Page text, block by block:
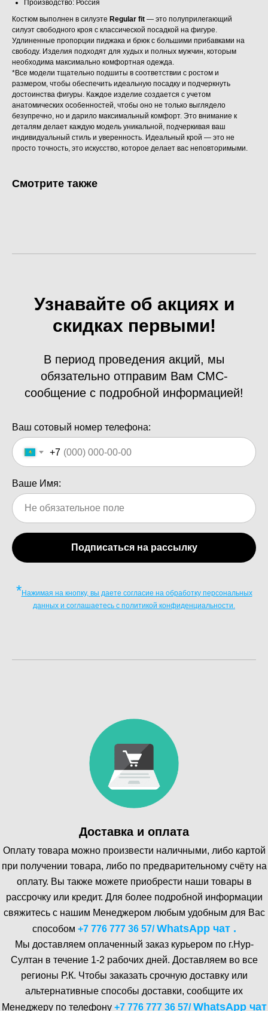
Производство: Россия
Костюм выполнен в силуэте Regular fit — это полуприлегающий
силуэт свободного кроя с классической посадкой на фигуре.
Удлиненные пропорции пиджака и брюк с большими прибавками на
свободу. Изделия подходят для худых и полных мужчин, которым
необходима максимально комфортная одежда.
*Все модели тщательно подшиты в соответствии с ростом и
размером, чтобы обеспечить идеальную посадку и подчеркнуть
достоинства фигуры. Каждое изделие создается с учетом
анатомических особенностей, чтобы оно не только выглядело
безупречно, но и дарило максимальный комфорт. Это внимание к
деталям делает каждую модель уникальной, подчеркивая ваш
индивидуальный стиль и уверенность. Идеальный крой — это не
просто точность, это искусство, которое делает вас неповторимыми.
Смотрите также
Узнавайте об акциях и
скидках первыми!
В период проведения акций, мы
обязательно отправим Вам СМС-
сообщение с подробной информацией!
Ваш сотовый номер телефона:
+7
Ваше Имя:
Подписаться на рассылку
*Нажимая на кнопку, вы даете согласие на обработку персональных
данных и соглашаетесь c политикой конфиденциальности.
Доставка и оплата
Оплату товара можно произвести наличными, либо картой
при получении товара, либо по предварительному счёту на
оплату. Вы также можете приобрести наши товары в
рассрочку или кредит. Для более подробной информации
свяжитесь с нашим Менеджером любым удобным для Вас
способом +7 776 777 36 57/WhatsA pp чат .
Мы доставляем оплаченный заказ курьером по г.Нур-
Cултан в течение 1-2 рабочих дней. Доставляем во все
регионы Р.К. Чтобы заказать срочную доставку или
альтернативные способы доставки, сообщите их
Менеджеру по телефону +7 776 777 36 57/WhatsA pp чат